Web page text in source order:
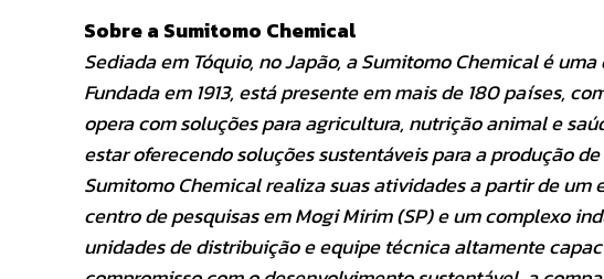
Sobre a Sumitomo Chemical
Sediada em Tóquio, no Japão, a Sumitomo Chemical é
Fundada em 1913, está presente em mais de 180 países,
opera com soluções para agricultura, nutrição animal e
estar oferecendo soluções sustentáveis para a produção
Sumitomo Chemical realiza suas atividades a partir de
centro de pesquisas em Mogi Mirim (SP) e um complexo
unidades de distribuição e equipe técnica altamente